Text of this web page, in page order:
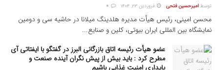
توسط امیرحسین فتحی فروردین ۲۳, ۱۴۰۴
محسن امینی، رئیس هیأت مدیره هلدینگ میلانا در حاشیه سی و دومین
نمایشگاه بین المللی ایران بیوتی، کلین و صنایع...
عضو هیأت رئیسه اتاق بازرگانی البرز در گفتگو با ایفتاتی آی
مطرح کرد : باید بیش از پیش نگران آینده صنعت و
پایداری امنیت غذایی باشیم